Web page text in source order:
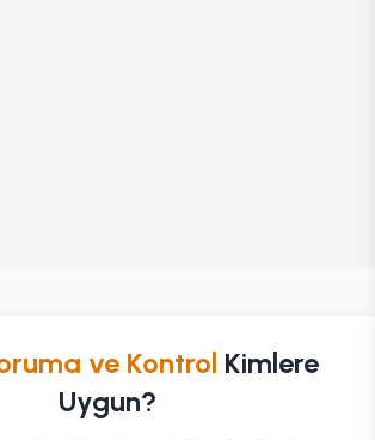
ve Kontrol Kimlere
Uygun?